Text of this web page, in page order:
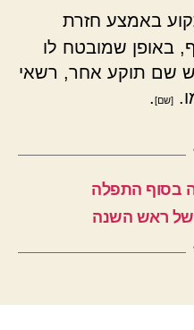
באמצע חזרת
באופן שמובטח לו
שם תוקע אחר, רשאי
[שם].
בסוף התפלה
של ראש השנה